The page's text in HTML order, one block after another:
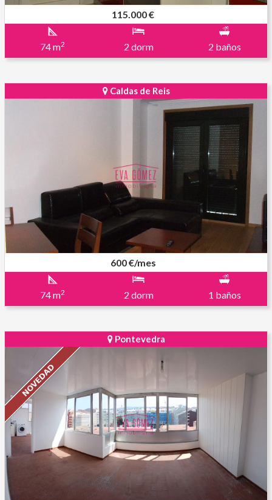
115.000 €
74 m2 2 dorm 2 baños
Caldas de Reis
600 €/mes
74 m2 2 dorm 1 baños
Pontevedra